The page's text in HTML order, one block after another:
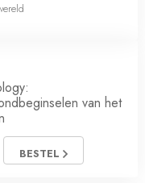
van het
BESTEL